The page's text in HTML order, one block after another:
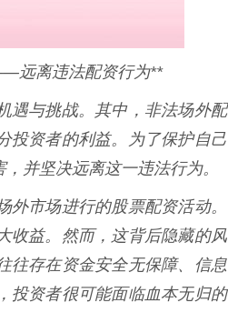
远离违法配资行为**
遇与挑战。其中，非法场外配
投资者的利益。为了保护自己
并坚决远离这一违法行为。
市场进行的股票配资活动。
收益。然而，这背后隐藏的风
往存在资金安全无保障、信息
投资者很可能面临血本无归的